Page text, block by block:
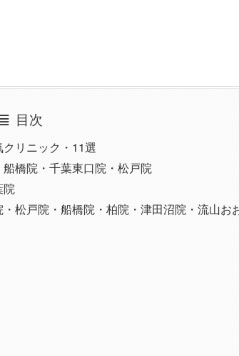
目次
リニック・11選
橋院・千葉東口院・松戸院
院
松戸院・船橋院・柏院・津田沼院・流山お